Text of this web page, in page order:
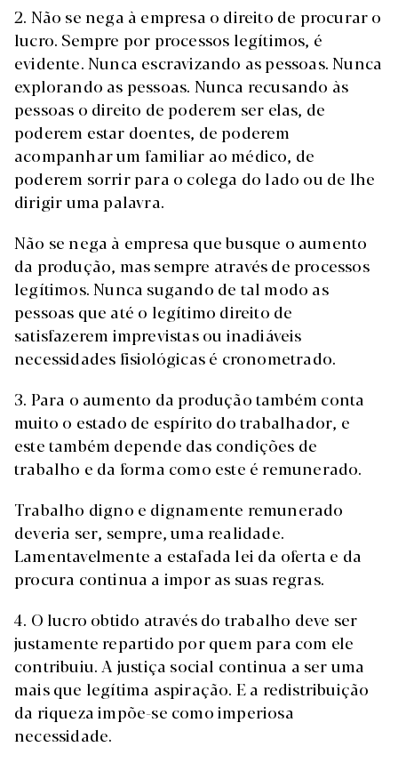
2. Não se nega à empresa o direito de procurar o
lucro. Sempre por processos legítimos, é
evidente. Nunca escravizando as pessoas. Nunca
explorando as pessoas. Nunca recusando às
pessoas o direito de poderem ser elas, de
poderem estar doentes, de poderem
acompanhar um familiar ao médico, de
poderem sorrir para o colega do lado ou de lhe
dirigir uma palavra.
Não se nega à empresa que busque o aumento
da produção, mas sempre através de processos
legítimos. Nunca sugando de tal modo as
pessoas que até o legítimo direito de
satisfazerem imprevistas ou inadiáveis
necessidades fisiológicas é cronometrado.
3. Para o aumento da produção também conta
muito o estado de espírito do trabalhador, e
este também depende das condições de
trabalho e da forma como este é remunerado.
Trabalho digno e dignamente remunerado
deveria ser, sempre, uma realidade.
Lamentavelmente a estafada lei da oferta e da
procura continua a impor as suas regras.
4. O lucro obtido através do trabalho deve ser
justamente repartido por quem para com ele
contribuiu. A justiça social continua a ser uma
mais que legítima aspiração. E a redistribuição
da riqueza impõe-se como imperiosa
necessidade.